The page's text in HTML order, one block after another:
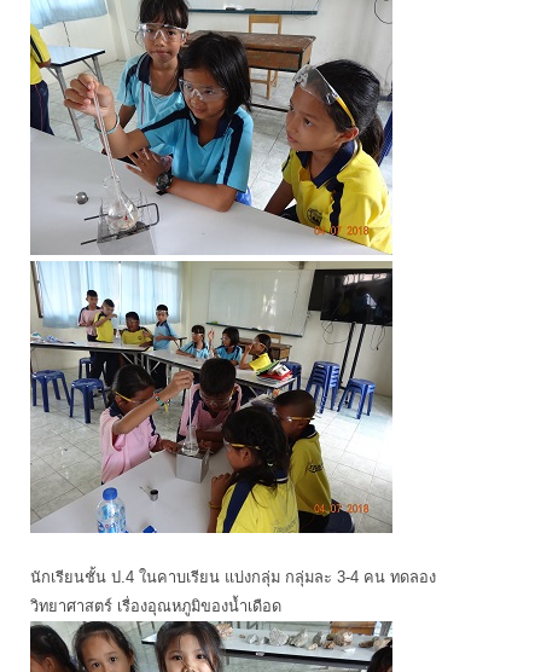
นักเรียนชั้น ป.4 ในคาบเรียน แบ่งกลุ่ม กลุ่มละ 3-4 คน ทดลอง
วิทยาศาสตร์ เรื่องอุณหภูมิของน้ำเดือด